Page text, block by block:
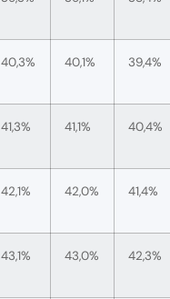
40,3% 40,1% 39,4%
41,3% 41,1% 40,4%
42,1% 42,0% 41,4%
43,1% 43,0% 42,3%